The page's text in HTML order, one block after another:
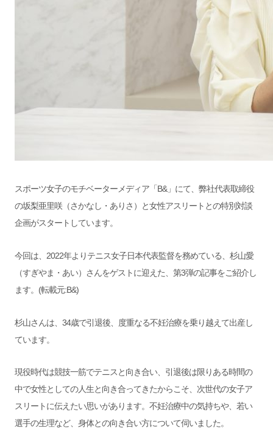
スポーツ女子のモチベーターメディア「B&」にて、弊社代表取締役
の坂梨亜里咲（さかなし・ありさ）と女性アスリートとの特別対談
企画がスタートしています。
今回は、2022年よりテニス女子日本代表監督を務めている、杉山愛
（すぎやま・あい）さんをゲストに迎えた、第3弾の記事をご紹介し
ます。(転載元:B&)
杉山さんは、34歳で引退後、度重なる不妊治療を乗り越えて出産し
ています。
現役時代は競技一筋でテニスと向き合い、引退後は限りある時間の
中で女性としての人生と向き合ってきたからこそ、次世代の女子ア
スリートに伝えたい思いがあります。不妊治療中の気持ちや、若い
選手の生理など、身体との向き合い方について伺いました。